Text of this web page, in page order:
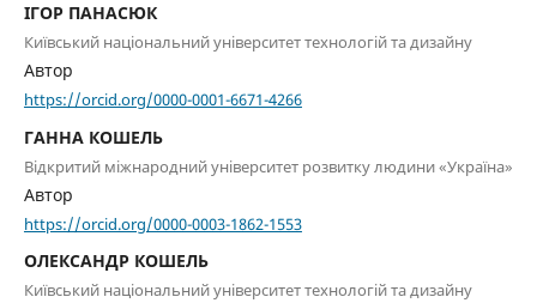
ІГОР ПАНАСЮК
Київський національний університет технологій та дизайну
Автор
https://orcid.org/0000-0001-6671-4266
ГАННА КОШЕЛЬ
Відкритий міжнародний університет розвитку людини «Україна»
Автор
https://orcid.org/0000-0003-1862-1553
ОЛЕКСАНДР КОШЕЛЬ
Київський національний університет технологій та дизайну